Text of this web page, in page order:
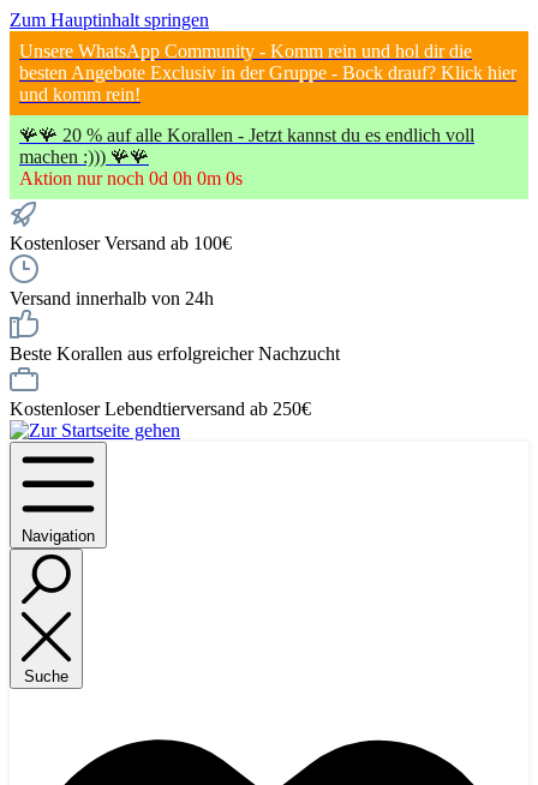
Zum Hauptinhalt springen
Unsere WhatsApp Community - Komm rein und hol dir die
besten Angebote Exclusiv in der Gruppe - Bock drauf? Klick hier
und komm rein!
🪸🪸 20 % auf alle Korallen - Jetzt kannst du es endlich voll
machen :))) 🪸🪸
Aktion nur noch 0d 0h 0m 0s
Kostenloser Versand ab 100€
Versand innerhalb von 24h
Beste Korallen aus erfolgreicher Nachzucht
Kostenloser Lebendtierversand ab 250€
Navigation
Suche